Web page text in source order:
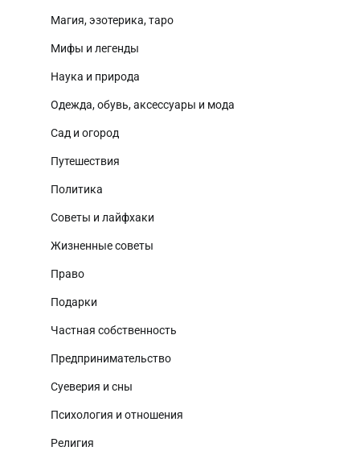
Магия, эзотерика, таро
Мифы и легенды
Наука и природа
Одежда, обувь, аксессуары и мода
Сад и огород
Путешествия
Политика
Советы и лайфхаки
Жизненные советы
Право
Подарки
Частная собственность
Предпринимательство
Суеверия и сны
Психология и отношения
Религия